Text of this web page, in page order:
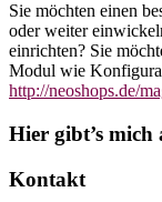
Sie möchten einen
oder weiter
einrichten? Sie
Modul wie
http://neoshops.de/
Hier gibt’s
Kontakt